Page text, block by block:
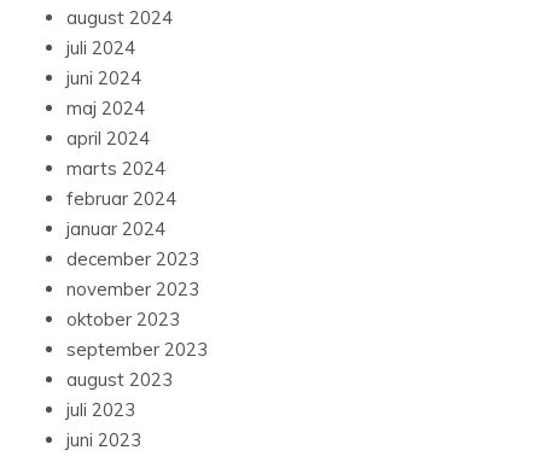
august 2024
juli 2024
juni 2024
maj 2024
april 2024
marts 2024
februar 2024
januar 2024
december 2023
november 2023
oktober 2023
september 2023
august 2023
juli 2023
juni 2023